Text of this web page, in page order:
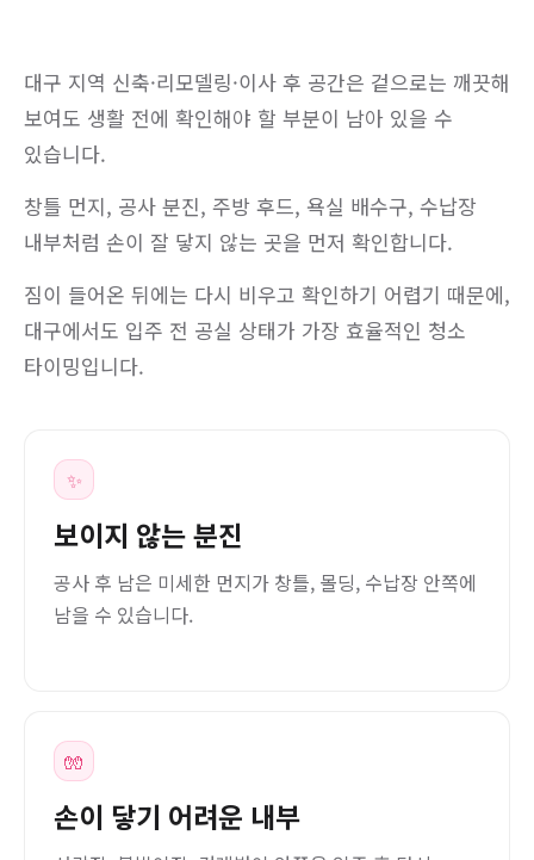
대구 지역 신축·리모델링·이사 후 공간은 겉으로는 깨끗해
보여도 생활 전에 확인해야 할 부분이 남아 있을 수
있습니다.
창틀 먼지, 공사 분진, 주방 후드, 욕실 배수구, 수납장
내부처럼 손이 잘 닿지 않는 곳을 먼저 확인합니다.
짐이 들어온 뒤에는 다시 비우고 확인하기 어렵기 때문에,
대구에서도 입주 전 공실 상태가 가장 효율적인 청소
타이밍입니다.
✨
보이지 않는 분진
공사 후 남은 미세한 먼지가 창틀, 몰딩, 수납장 안쪽에
남을 수 있습니다.
🧤
손이 닿기 어려운 내부